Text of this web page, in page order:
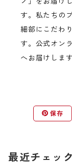
す。私たちの
細部にこだわ
す。公式オン
へお届けします
保存
最近チェッ